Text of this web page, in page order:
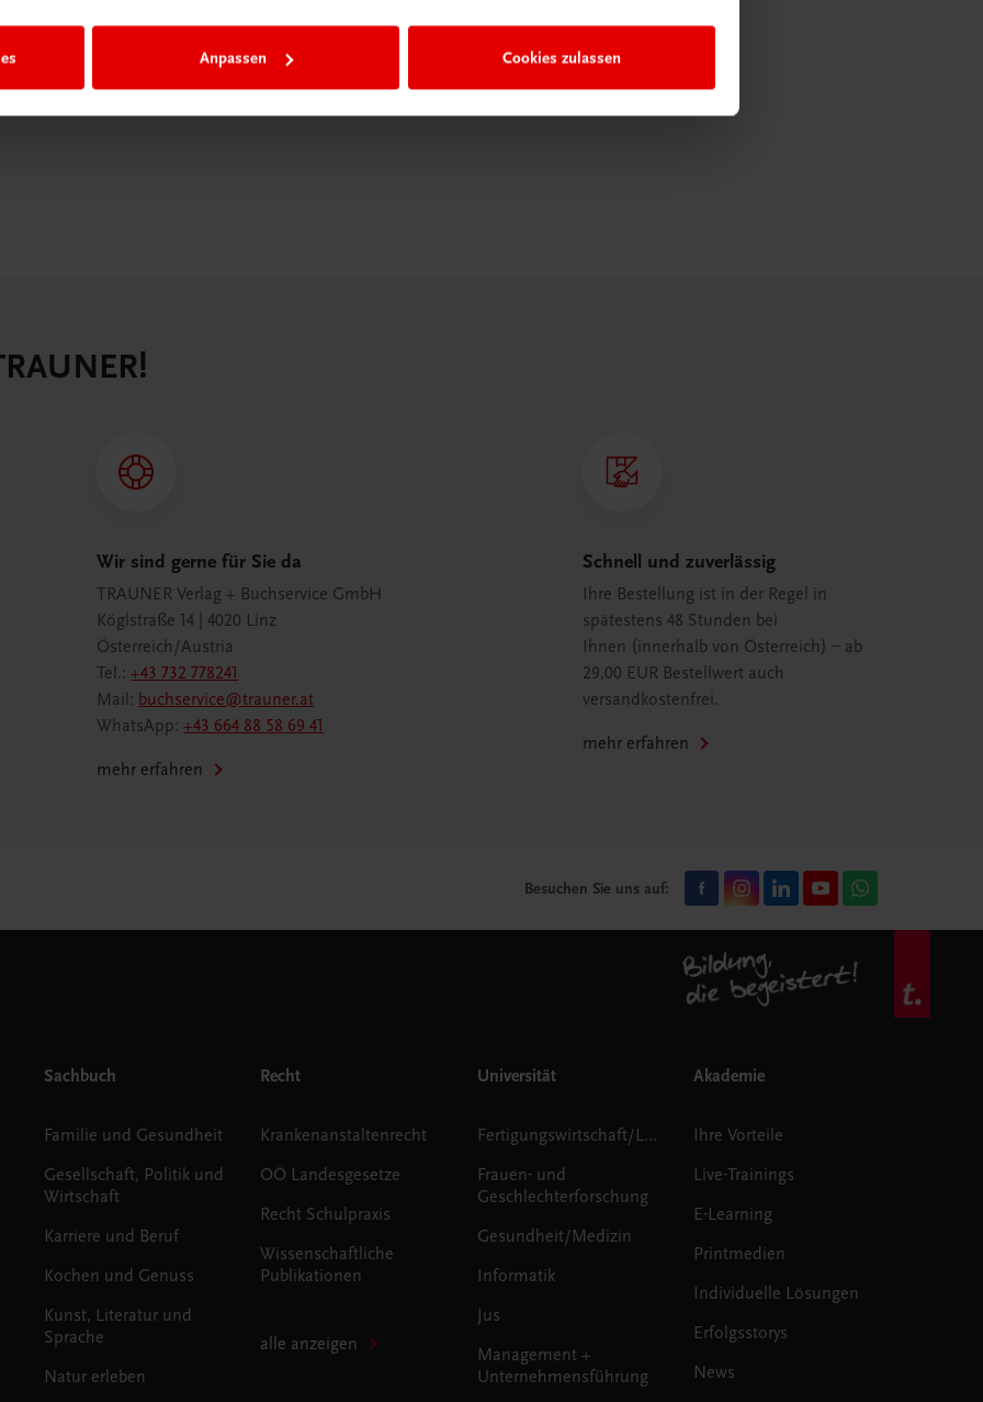
Anpassen Cookies zulassen
eine
Wir sind gerne für Sie da
TRAUNER Verlag + Buchservice GmbH
Köglstraße 14 | 4020 Linz
Österreich/Austria
Tel.:+43 732 778241
Mail: buchservice@trauner.at
WhatsApp:+43 664 88 58 69 41
mehr erfahren
Schnell und zuverlässig
Ihre Bestellung ist in der Regel in
spätestens 48 Stunden bei
Ihnen (innerhalb von Österreich) – ab
29,00 EUR Bestellwert auch
versandkostenfrei.
mehr erfahren
Besuchen Sie uns auf:
Sachbuch
Familie und Gesundheit
Gesellschaft, Politik und
Wirtschaft
Karriere und Beruf
Kochen und Genuss
Kunst, Literatur und
Sprache
Natur erleben
Recht
Krankenanstaltenrecht
OÖ Landesgesetze
Recht Schulpraxis
Wissenschaftliche
Publikationen
alle anzeigen
Universität
Fertigungswirtschaft/Logistik
Frauen- und
Geschlechterforschung
Gesundheit/Medizin
Informatik
Jus
Management +
Unternehmensführung
Akademie
Ihre Vorteile
Live-Trainings
E-Learning
Printmedien
Individuelle Lösungen
Erfolgsstorys
News